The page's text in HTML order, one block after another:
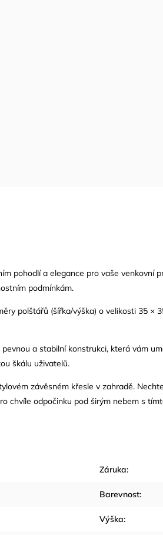
pohodlí a elegance pro vaše venkovní
podmínkám.
polštářů (šířka/výška) o velikosti 35
a stabilní konstrukci, která vám
škálu uživatelů.
závěsném křesle v zahradě.
chvíle odpočinku pod širým nebem s
Záruka:
Barevnost:
Výška: